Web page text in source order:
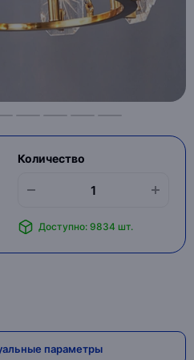
Количество
Доступно: 9834 шт.
параметры